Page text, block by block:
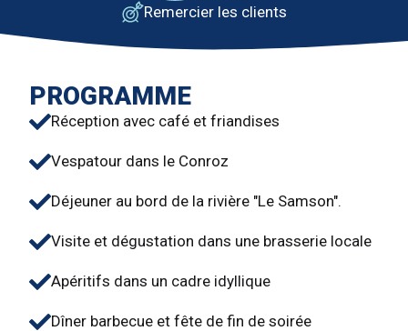
Remercier les clients
PROGRAMME
Réception avec café et friandises
Vespatour dans le Conroz
Déjeuner au bord de la rivière "Le Samson".
Visite et dégustation dans une brasserie locale
Apéritifs dans un cadre idyllique
Dîner barbecue et fête de fin de soirée